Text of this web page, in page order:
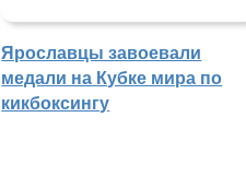
Ярославцы завоевали
медали на Кубке мира по
кикбоксингу